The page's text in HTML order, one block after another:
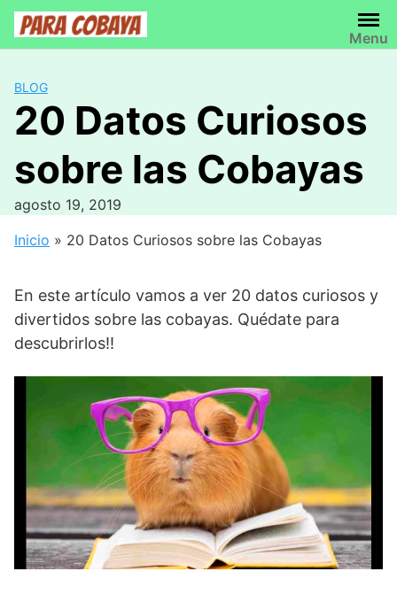
Saltar
contenido
Menu
BLOG
20 Datos Curiosos
sobre las Cobayas
agosto 19, 2019
Inicio » 20 Datos Curiosos sobre las Cobayas
En este artículo vamos a ver 20 datos curiosos y
divertidos sobre las cobayas. Quédate para
descubrirlos!!